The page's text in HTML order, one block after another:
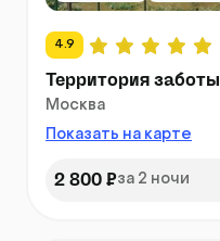
4.9
Территория заботы
Москва
Показать на карте
2 800 ₽за 2 ночи